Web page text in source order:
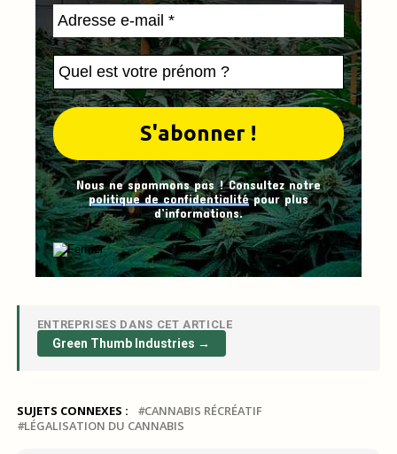
Nous ne spammons pas ! Consultez notre
politique de confidentialitépour plus
d’informations.
ENTREPRISES DANS CET ARTICLE
Green Thumb Industries →
SUJETS CONNEXES :
CANNABIS RÉCRÉATIF
LÉGALISATION DU CANNABIS